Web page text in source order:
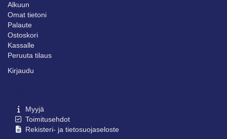
Alkuun
Omat tietoni
Palaute
Ostoskori
Kassalle
Peruuta tilaus
Kirjaudu
Myyjä
Toimitusehdot
Rekisteri- ja tietosuojaseloste